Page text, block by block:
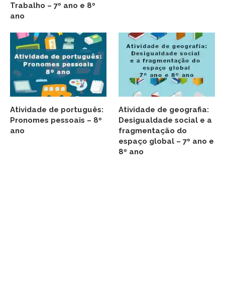
Trabalho – 7º ano e 8º
ano
Atividade de português:
Pronomes pessoais – 8º
ano
Atividade de geografia:
Desigualdade social e a
fragmentação do
espaço global – 7º ano e
8º ano